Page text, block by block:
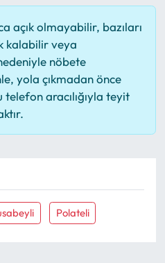
açık olmayabilir, bazıları
kalabilir veya
nöbete
yola çıkmadan önce
telefon aracılığıyla teyit
Polateli